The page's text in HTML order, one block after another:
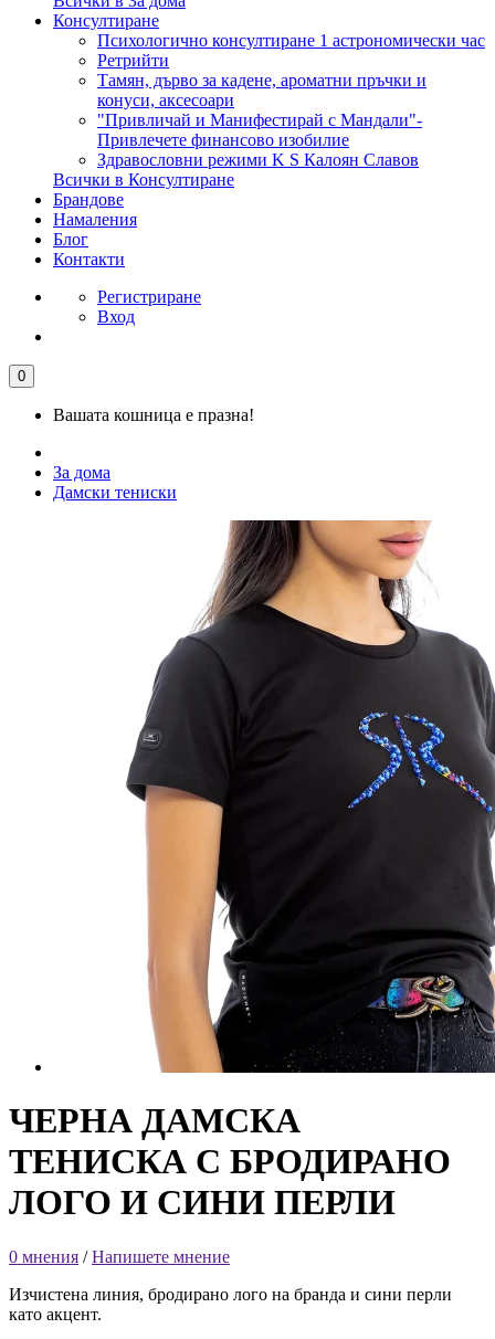
Консултиране
Психологично консултиране 1 астрономически час
Ретрийти
Тамян, дърво за кадене, ароматни пръчки и
конуси, аксесоари
"Привличай и Манифестирай с Мандали"-
Привлечете финансово изобилие
Здравословни режими K S Калоян Славов
Всички в Консултиране
Брандове
Намаления
Блог
Контакти
Регистриране
Вход
0
Вашата кошница е празна!
За дома
Дамски тениски
ЧЕРНА ДАМСКА
ТЕНИСКА С БРОДИРАНО
ЛОГО И СИНИ ПЕРЛИ
0 мнения /Напишете мнение
Изчистена линия, бродирано лого на бранда и сини перли
като акцент.